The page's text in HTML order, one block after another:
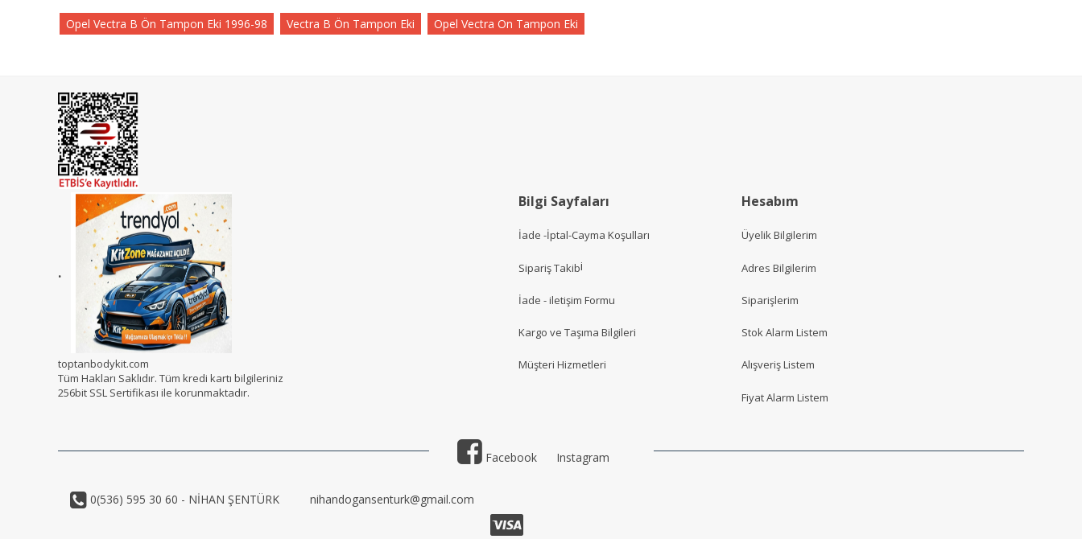
Opel Vectra B Ön Tampon Eki 1996-98 Vectra B Ön Tampon Eki Opel Vectra On Tampon Eki
.
toptanbodykit.com
Tüm Hakları Saklıdır. Tüm kredi kartı bilgileriniz
256bit SSL Sertifikası ile korunmaktadır.
Bilgi Sayfaları
İade -İptal-Cayma Koşulları
Sipariş Takibi
İade - iletişim Formu
Kargo ve Taşıma Bilgileri
Müşteri Hizmetleri
Hesabım
Üyelik Bilgilerim
Adres Bilgilerim
Siparişlerim
Stok Alarm Listem
Alışveriş Listem
Fiyat Alarm Listem
Facebook Instagram
0(536) 595 30 60 - NİHAN ŞENTÜRK nihandogansenturk@gmail.com